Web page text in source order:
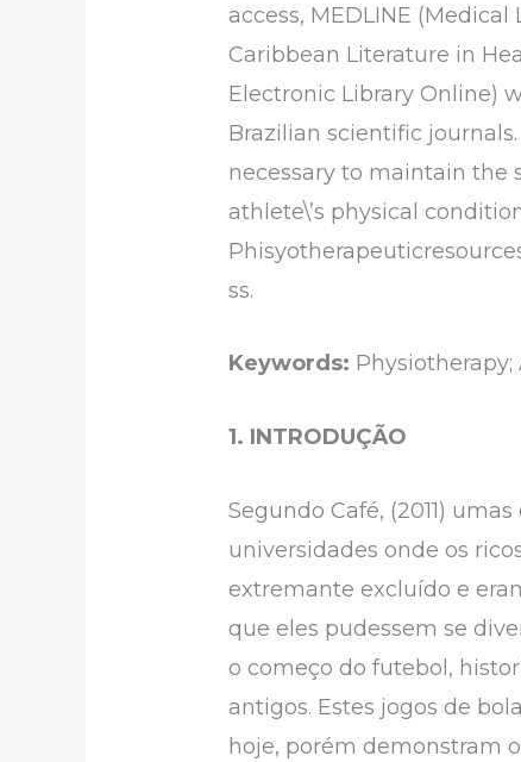
access, MEDLINE
Caribbean Literature in
Electronic Library Online)
Brazilian scientific journals.
necessary to maintain the
athlete\’s physical
ss.
Keywords: Physiotherapy;
1. INTRODUÇÃO
Segundo Café, (2011)
universidades onde os
extremante excluído e
que eles pudessem se
o começo do futebol,
antigos. Estes jogos de
hoje, porém demonstram